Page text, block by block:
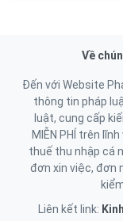
Về
Đến với Website
thông tin pháp
luật, cung cấp
MIỄN PHÍ trên
thuế thu nhập cá
đơn xin việc, đơn
Liên kết link: